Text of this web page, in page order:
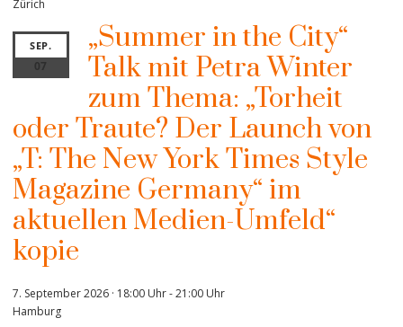
Zürich
SEP.
07
„Summer in the City“
Talk mit Petra Winter
zum Thema: „Torheit
oder Traute? Der Launch von
„T: The New York Times Style
Magazine Germany“ im
aktuellen Medien-Umfeld“
kopie
7. September 2026 · 18:00 Uhr-21:00 Uhr
Hamburg